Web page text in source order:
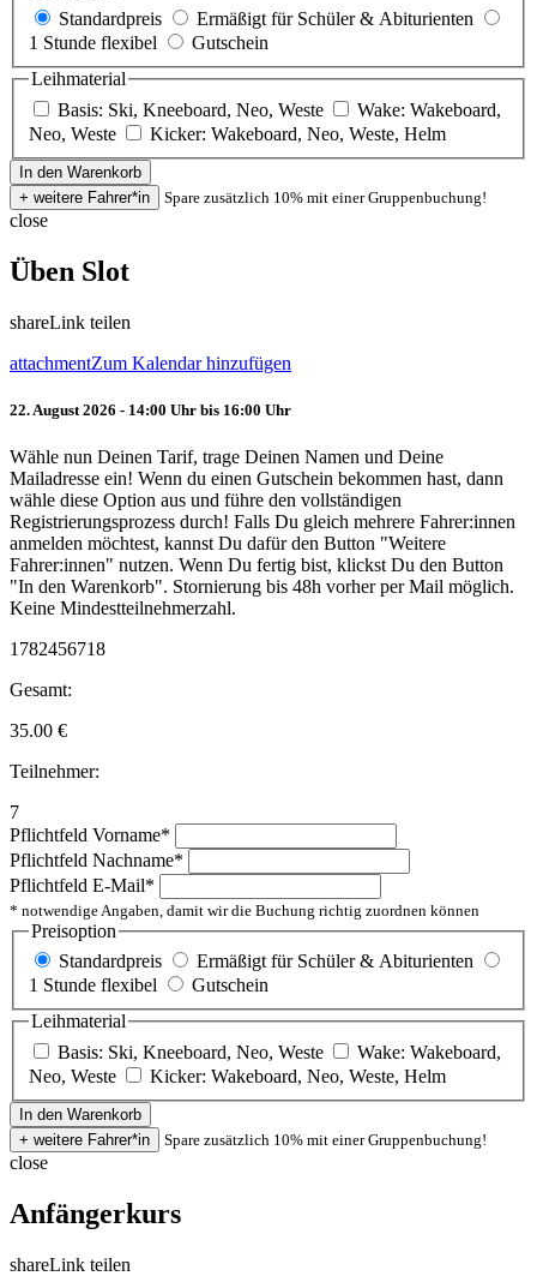
Standardpreis
Ermäßigt für Schüler & Abiturienten
1 Stunde flexibel
Gutschein
Leihmaterial
Basis: Ski, Kneeboard, Neo, Weste
Wake: Wakeboard,
Neo, Weste
Kicker: Wakeboard, Neo, Weste, Helm
Spare zusätzlich 10% mit einer Gruppenbuchung!
close
Üben Slot
shareLink teilen
attachmentZum Kalendar hinzufügen
22. August 2026 - 14:00 Uhr bis 16:00 Uhr
Wähle nun Deinen Tarif, trage Deinen Namen und Deine
Mailadresse ein! Wenn du einen Gutschein bekommen hast, dann
wähle diese Option aus und führe den vollständigen
Registrierungsprozess durch! Falls Du gleich mehrere Fahrer:innen
anmelden möchtest, kannst Du dafür den Button "Weitere
Fahrer:innen" nutzen. Wenn Du fertig bist, klickst Du den Button
"In den Warenkorb". Stornierung bis 48h vorher per Mail möglich.
Keine Mindestteilnehmerzahl.
1782456718
Gesamt:
35.00 €
Teilnehmer:
7
Pflichtfeld Vorname*
Pflichtfeld Nachname*
Pflichtfeld E-Mail*
* notwendige Angaben, damit wir die Buchung richtig zuordnen können
Preisoption
Standardpreis
Ermäßigt für Schüler & Abiturienten
1 Stunde flexibel
Gutschein
Leihmaterial
Basis: Ski, Kneeboard, Neo, Weste
Wake: Wakeboard,
Neo, Weste
Kicker: Wakeboard, Neo, Weste, Helm
Spare zusätzlich 10% mit einer Gruppenbuchung!
close
Anfängerkurs
shareLink teilen